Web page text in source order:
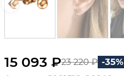
15 093 ₽23 220 ₽ -35%